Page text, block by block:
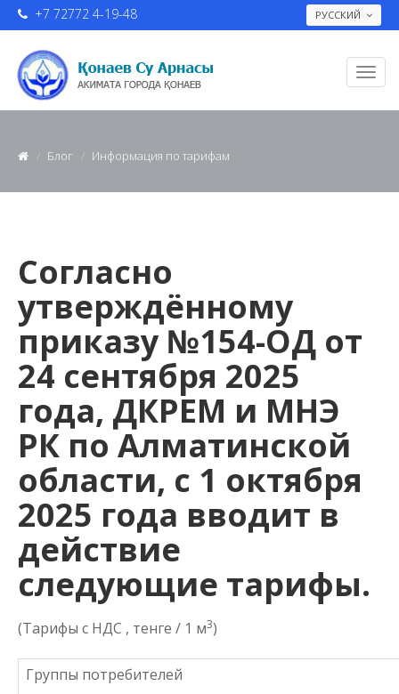
РУССКИЙ
+7 72772 4-19-48
Блог Информация по тарифам
Согласно
утверждённому
приказу №154-ОД от
24 сентября 2025
года, ДКРЕМ и МНЭ
РК по Алматинской
области, с 1 октября
2025 года вводит в
действие
следующие тарифы.
(Тарифы с НДС , тенге / 1 м3)
Группы потребителей